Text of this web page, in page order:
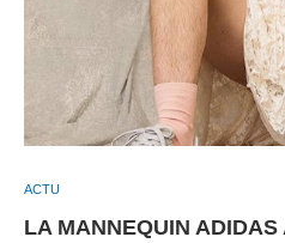
ACTU
LA MANNEQUIN